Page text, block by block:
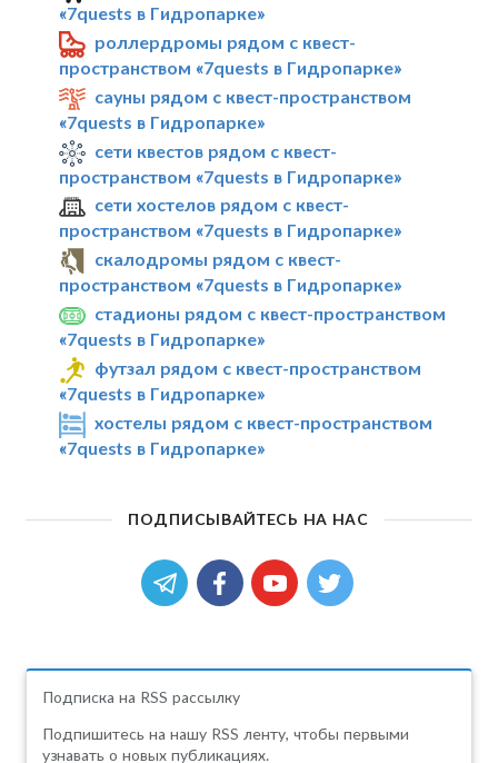
«7quests в Гидропарке»
роллердромы рядом с квест-
пространством «7quests в Гидропарке»
сауны рядом с квест-пространством
«7quests в Гидропарке»
сети квестов рядом с квест-
пространством «7quests в Гидропарке»
сети хостелов рядом с квест-
пространством «7quests в Гидропарке»
скалодромы рядом с квест-
пространством «7quests в Гидропарке»
стадионы рядом с квест-пространством
«7quests в Гидропарке»
футзал рядом с квест-пространством
«7quests в Гидропарке»
хостелы рядом с квест-пространством
«7quests в Гидропарке»
ПОДПИСЫВАЙТЕСЬ НА НАС
Подписка на RSS рассылку
Подпишитесь на нашу RSS ленту, чтобы первыми
узнавать о новых публикациях.